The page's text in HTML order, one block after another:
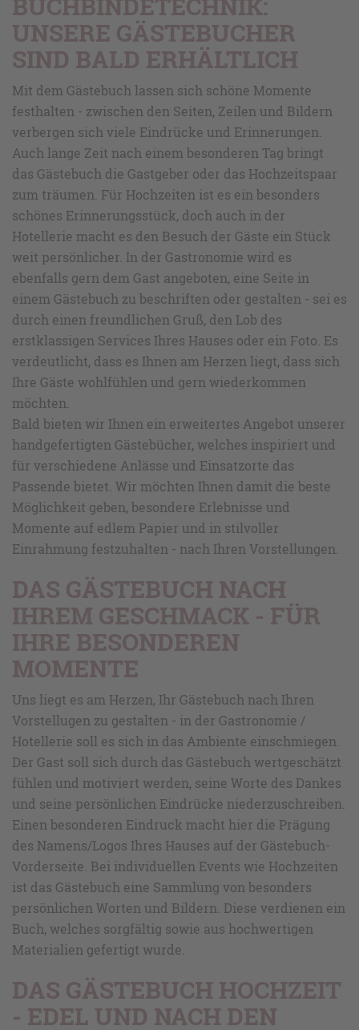
UNSERE GÄSTEBUCHER
SIND BALD ERHÄLTLICH
Mit dem Gästebuch lassen sich schöne Momente
festhalten - zwischen den Seiten, Zeilen und Bildern
verbergen sich viele Eindrücke und Erinnerungen.
Auch lange Zeit nach einem besonderen Tag bringt
das Gästebuch die Gastgeber oder das Hochzeitspaar
zum träumen. Für Hochzeiten ist es ein besonders
schönes Erinnerungsstück, doch auch in der
Hotellerie macht es den Besuch der Gäste ein Stück
weit persönlicher. In der Gastronomie wird es
ebenfalls gern dem Gast angeboten, eine Seite in
einem Gästebuch zu beschriften oder gestalten - sei es
durch einen freundlichen Gruß, den Lob des
erstklassigen Services Ihres Hauses oder ein Foto. Es
verdeutlicht, dass es Ihnen am Herzen liegt, dass sich
Ihre Gäste wohlfühlen und gern wiederkommen
möchten.
Bald bieten wir Ihnen ein erweitertes Angebot unserer
handgefertigten Gästebücher, welches inspiriert und
für verschiedene Anlässe und Einsatzorte das
Passende bietet. Wir möchten Ihnen damit die beste
Möglichkeit geben, besondere Erlebnisse und
Momente auf edlem Papier und in stilvoller
Einrahmung festzuhalten - nach Ihren Vorstellungen.
DAS GÄSTEBUCH NACH
IHREM GESCHMACK - FÜR
IHRE BESONDEREN
MOMENTE
Uns liegt es am Herzen, Ihr Gästebuch nach Ihren
Vorstellugen zu gestalten - in der Gastronomie /
Hotellerie soll es sich in das Ambiente einschmiegen.
Der Gast soll sich durch das Gästebuch wertgeschätzt
fühlen und motiviert werden, seine Worte des Dankes
und seine persönlichen Eindrücke niederzuschreiben.
Einen besonderen Eindruck macht hier die Prägung
des Namens/Logos Ihres Hauses auf der Gästebuch-
Vorderseite. Bei individuellen Events wie Hochzeiten
ist das Gästebuch eine Sammlung von besonders
persönlichen Worten und Bildern. Diese verdienen ein
Buch, welches sorgfältig sowie aus hochwertigen
Materialien gefertigt wurde.
DAS GÄSTEBUCH HOCHZEIT
- EDEL UND NACH DEN